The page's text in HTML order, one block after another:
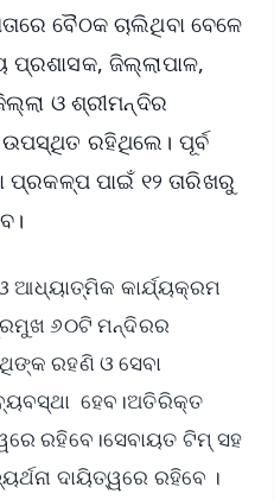
ବୈଠକ ଚାଲିଥିବା ବେଳେ
ଜିଲ୍ଲାପାଳ,
ଓ ଶ୍ରୀମନ୍ଦିର
ଉପସ୍ଥିତ ରହିଥିଲେ। ପୂର୍ବ
ପାଇଁ ୧୨ ତାରିଖରୁ
ଆଧ୍ୟାତ୍ମିକ କାର୍ଯ୍ୟକ୍ରମ
୬୦ଟି ମନ୍ଦିରର
ରହଣି ଓ ସେବା
ହେବ।ଅତିରିକ୍ତ
ରହିବେ।ସେବାୟତ ଟିମ୍ ସହ
ଦାୟିତ୍ୱରେ ରହିବେ ।